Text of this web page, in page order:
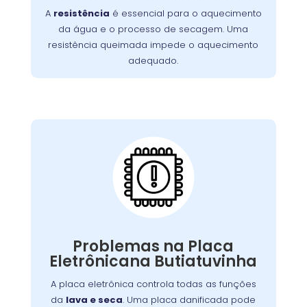
A resistência é essencial para o aquecimento
da água e o processo de secagem. Uma
resistência queimada impede o aquecimento
adequado.
incluem ciclos de lavagem mais longos e
roupas que saem frias da máquina
. É essencial
substituir a resistência queimada para
restaurar o desempenho da lavadora e
garantir uma limpeza eficaz.
Problemas na Placa
Eletrônicana Butiatuvinha
A placa eletrônica controla todas as funções
da lava e seca. Uma placa danificada pode
Placa Eletrônica
Queimada:
placa eletrônica
é o cérebro da
, controlando todas as suas funções.
Quando queimada, a máquina pode
interrompidos, falha nos comandos ou não
ligar.
Causas comuns incluem picos de tensão e
feita por um técnico especializado para